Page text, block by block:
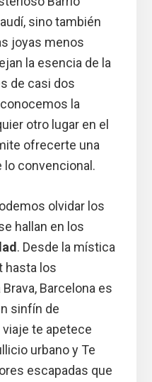
sino también
joyas menos
la esencia de la
de casi dos
la
otro lugar en el
ofrecerte una
lo convencional.
olvidar los
hallan en los
. Desde la mística
hasta los
Barcelona es
sinfín de
te apetece
urbano y Te
escapadas que